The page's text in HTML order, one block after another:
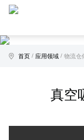
首页 / 应用领域 /物流仓
真空